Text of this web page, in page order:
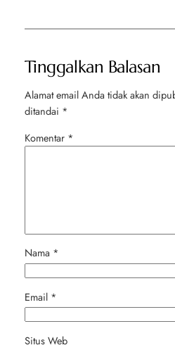
Tinggalkan Balasan
Alamat email Anda tidak akan
ditandai *
Komentar *
Nama *
Email *
Situs Web